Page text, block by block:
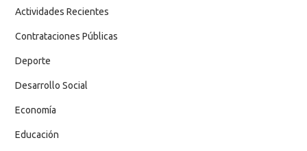
Actividades Recientes
Contrataciones Públicas
Deporte
Desarrollo Social
Economía
Educación